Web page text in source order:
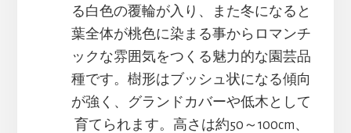
る白色の覆輪が入り、また冬になると
葉全体が桃色に染まる事からロマンチ
ックな雰囲気をつくる魅力的な園芸品
種です。樹形はブッシュ状になる傾向
が強く、グランドカバーや低木として
育てられます。高さは約50～100cm、